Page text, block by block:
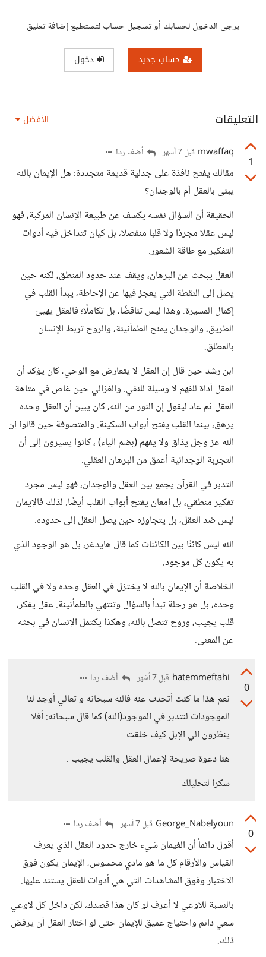
يرجى الدخول لحسابك أو تسجيل حساب لتستطيع إضافة تعليق
حساب جديد دخول
التعليقات الأفضل
1
mwaffaq قبل 7 أشهر أضف ردا
مقالك يفتح نافذة على جدلية قديمة متجددة: هل الإيمان بالله
يبنى بالعقل أم بالوجدان؟
الحقيقة أن السؤال نفسه يكشف عن طبيعة الإنسان المركبة، فهو
ليس عقلا مجردًا ولا قلبا منفصلا، بل كيان تتداخل فيه أدوات
التفكير مع طاقة الشعور.
العقل يبحث عن البرهان، ويقف عند حدود المنطق، لكنه حين
يصل إلى النقطة التي يعجز فيها عن الإحاطة، يبدأ القلب في
إكمال المسيرة. وهذا ليس تناقضًا، بل تكاملًا؛ فالعقل يهيئ
الطريق، والوجدان يمنح الطمأنينة، والروح تربط الإنسان
بالمطلق.
ابن رشد حين قال إن العقل لا يتعارض مع الوحي، كان يؤكد أن
العقل أداة للفهم لا وسيلة للنفي. والغزالي حين غاص في متاهة
العقل ثم عاد ليقول إن النور من الله، كان يبين أن العقل وحده
يرهق، بينما القلب يفتح أبواب السكينة. والمتصوفة حين قالوا إن
الله عز وجل يذاق ولا يفهم (بضم الياء) ، كانوا يشيرون إلى أن
التجربة الوجدانية أعمق من البرهان العقلي.
التدبر في القرآن يجمع بين العقل والوجدان، فهو ليس مجرد
تفكير منطقي، بل إمعان يفتح أبواب القلب أيضًا. لذلك فالإيمان
ليس ضد العقل، بل يتجاوزه حين يصل العقل إلى حدوده.
الله ليس كائنًا بين الكائنات كما قال هايدغر، بل هو الوجود الذي
به يكون كل موجود.
الخلاصة أن الإيمان بالله لا يختزل في العقل وحده ولا في القلب
وحده، بل هو رحلة تبدأ بالسؤال وتنتهي بالطمأنينة. عقل يفكر،
قلب يجيب، وروح تتصل بالله، وهكذا يكتمل الإنسان في بحثه
عن المعنى.
0
hatemmeftahi قبل 7 أشهر أضف ردا
نعم هذا ما كنت أتحدث عنه فالله سبحانه و تعالي أوجد لنا
الموجودات لنتدبر في الموجود(الله) كما قال سبحانه: أفلا
ينظرون الي الإبل كيف خلقت
هنا دعوة صريحة لإعمال العقل والقلب يجيب .
شكرا لتحليلك
0
George_Nabelyoun قبل 7 أشهر أضف ردا
أقول دائماً أن الغيمان شيء خارج حدود العقل الذي يعرف
القياس والأرقام كل ما هو مادي محسوس، الإيمان يكون فوق
الاختبار وفوق المشاهدات التي هي أدوات للعقل يستند عليها.
بالنسبة للاوعي لا أعرف لو كان هذا قصدك، لكن داخل كل لاوعي
سعي دائم واحتياج عميق للإيمان حتى لو اختار العقل أن يرفض
ذلك.